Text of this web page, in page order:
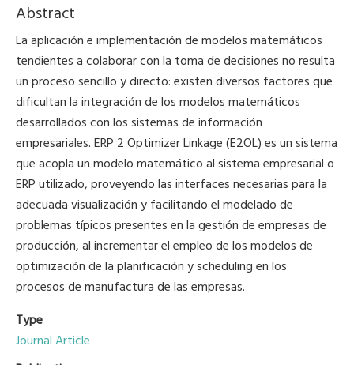
Abstract
La aplicación e implementación de modelos matemáticos
tendientes a colaborar con la toma de decisiones no resulta
un proceso sencillo y directo: existen diversos factores que
dificultan la integración de los modelos matemáticos
desarrollados con los sistemas de información
empresariales. ERP 2 Optimizer Linkage (E2OL) es un sistema
que acopla un modelo matemático al sistema empresarial o
ERP utilizado, proveyendo las interfaces necesarias para la
adecuada visualización y facilitando el modelado de
problemas típicos presentes en la gestión de empresas de
producción, al incrementar el empleo de los modelos de
optimización de la planificación y scheduling en los
procesos de manufactura de las empresas.
Type
Journal Article